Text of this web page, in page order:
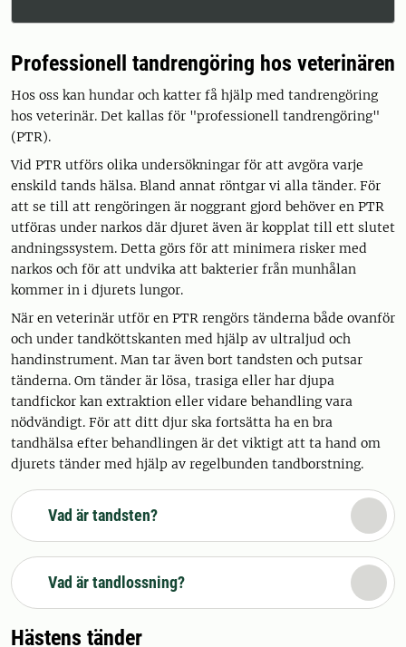
Professionell tandrengöring hos veterinären
Hos oss kan hundar och katter få hjälp med tandrengöring
hos veterinär. Det kallas för "professionell tandrengöring"
(PTR).
Vid PTR utförs olika undersökningar för att avgöra varje
enskild tands hälsa. Bland annat röntgar vi alla tänder. För
att se till att rengöringen är noggrant gjord behöver en PTR
utföras under narkos där djuret även är kopplat till ett slutet
andningssystem. Detta görs för att minimera risker med
narkos och för att undvika att bakterier från munhålan
kommer in i djurets lungor.
När en veterinär utför en PTR rengörs tänderna både ovanför
och under tandköttskanten med hjälp av ultraljud och
handinstrument. Man tar även bort tandsten och putsar
tänderna. Om tänder är lösa, trasiga eller har djupa
tandfickor kan extraktion eller vidare behandling vara
nödvändigt. För att ditt djur ska fortsätta ha en bra
tandhälsa efter behandlingen är det viktigt att ta hand om
djurets tänder med hjälp av regelbunden tandborstning.
Vad är tandsten?
Vad är tandlossning?
Hästens tänder